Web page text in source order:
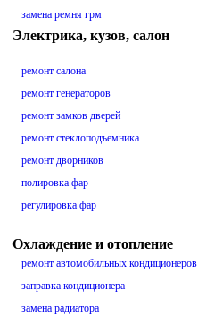
замена ремня грм
Электрика, кузов, салон
ремонт салона
ремонт генераторов
ремонт замков дверей
ремонт стеклоподъемника
ремонт дворников
полировка фар
регулировка фар
Охлаждение и отопление
ремонт автомобильных кондиционеров
заправка кондиционера
замена радиатора